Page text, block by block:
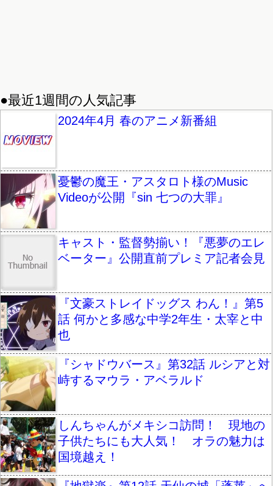
●最近1週間の人気記事
2024年4月 春のアニメ新番組
憂鬱の魔王・アスタロト様のMusic
Videoが公開『sin 七つの大罪』
キャスト・監督勢揃い！『悪夢のエレ
ベーター』公開直前プレミア記者会見
『文豪ストレイドッグス わん！』第5
話 何かと多感な中学2年生・太宰と中
也
『シャドウバース』第32話 ルシアと対
峙するマウラ・アベラルド
しんちゃんがメキシコ訪問！ 現地の
子供たちにも大人気！ オラの魅力は
国境越え！